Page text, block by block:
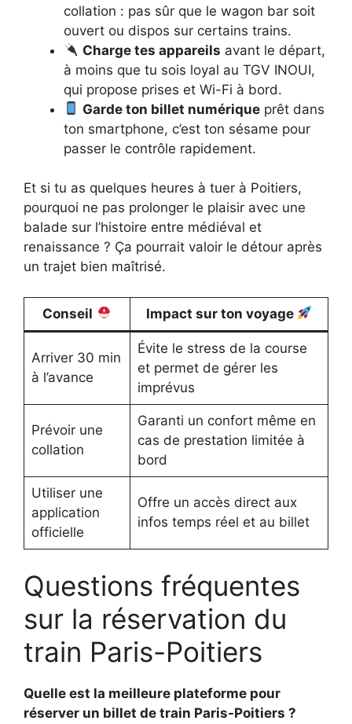
collation : pas sûr que le wagon bar soit
ouvert ou dispos sur certains trains.
Charge tes appareils avant le départ,
à moins que tu sois loyal au TGV INOUI,
qui propose prises et Wi-Fi à bord.
Garde ton billet numérique prêt dans
ton smartphone, c’est ton sésame pour
passer le contrôle rapidement.
Et si tu as quelques heures à tuer à Poitiers,
pourquoi ne pas prolonger le plaisir avec une
balade sur l’histoire entre médiéval et
renaissance ? Ça pourrait valoir le détour après
un trajet bien maîtrisé.
Conseil Impact sur ton voyage
Arriver 30 min
à l’avance
Évite le stress de la course
et permet de gérer les
imprévus
Prévoir une
collation
Garanti un confort même en
cas de prestation limitée à
bord
Utiliser une
application
officielle
Offre un accès direct aux
infos temps réel et au billet
Questions fréquentes
sur la réservation du
train Paris-Poitiers
Quelle est la meilleure plateforme pour
réserver un billet de train Paris-Poitiers ?